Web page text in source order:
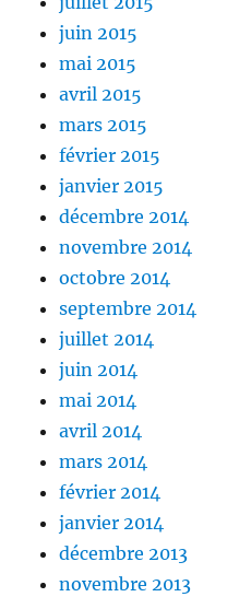
juin 2015
mai 2015
avril 2015
mars 2015
février 2015
janvier 2015
décembre 2014
novembre 2014
octobre 2014
septembre 2014
juillet 2014
juin 2014
mai 2014
avril 2014
mars 2014
février 2014
janvier 2014
décembre 2013
novembre 2013